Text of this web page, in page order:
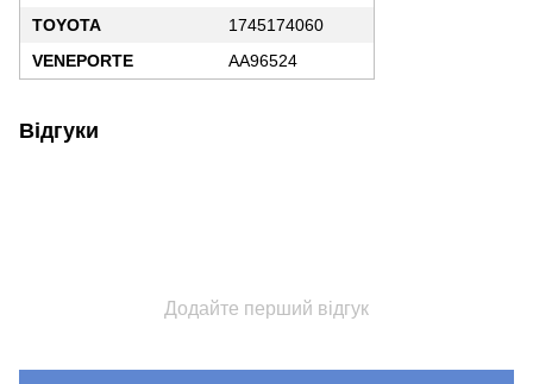
TOYOTA
1745174060
VENEPORTE
AA96524
Відгуки
Додайте перший відгук